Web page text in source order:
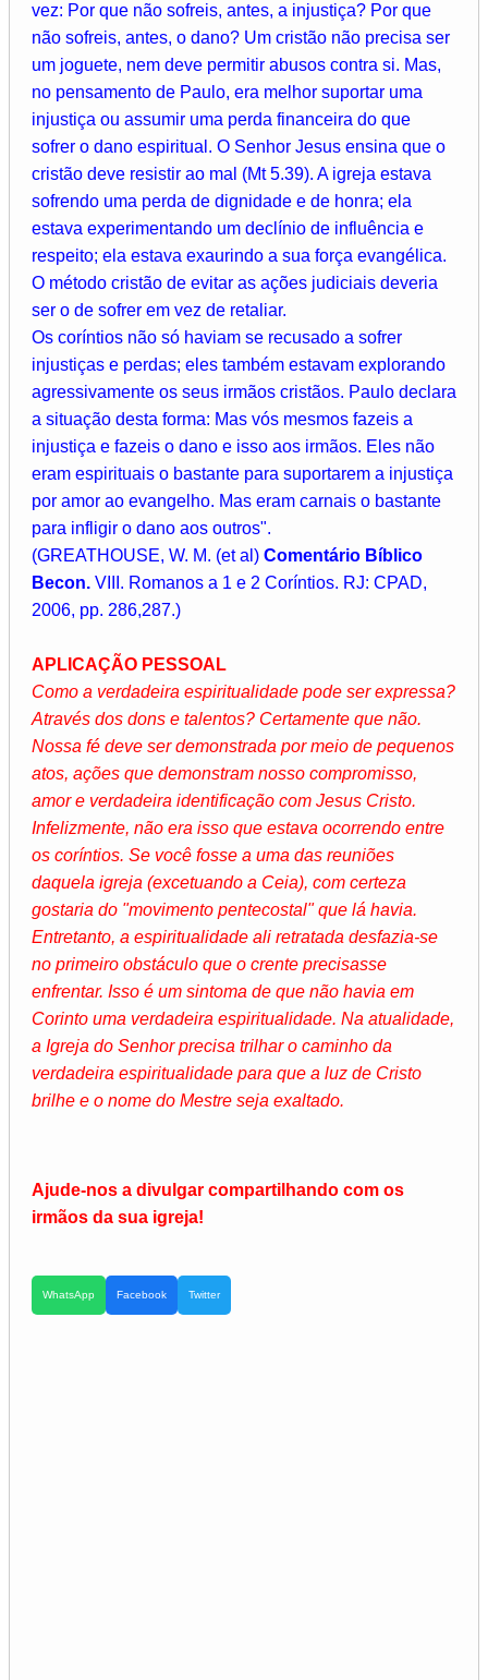
vez: Por que não sofreis, antes, a injustiça? Por que
não sofreis, antes, o dano? Um cristão não precisa ser
um joguete, nem deve permitir abusos contra si. Mas,
no pensamento de Paulo, era melhor suportar uma
injustiça ou assumir uma perda financeira do que
sofrer o dano espiritual. O Senhor Jesus ensina que o
cristão deve resistir ao mal (Mt 5.39). A igreja estava
sofrendo uma perda de dignidade e de honra; ela
estava experimentando um declínio de influência e
respeito; ela estava exaurindo a sua força evangélica.
O método cristão de evitar as ações judiciais deveria
ser o de sofrer em vez de retaliar.
Os coríntios não só haviam se recusado a sofrer
injustiças e perdas; eles também estavam explorando
agressivamente os seus irmãos cristãos. Paulo declara
a situação desta forma: Mas vós mesmos fazeis a
injustiça e fazeis o dano e isso aos irmãos. Eles não
eram espirituais o bastante para suportarem a injustiça
por amor ao evangelho. Mas eram carnais o bastante
para infligir o dano aos outros".
(GREATHOUSE, W. M. (et al) Comentário Bíblico
Becon. VIII. Romanos a 1 e 2 Coríntios. RJ: CPAD,
2006, pp. 286,287.)
APLICAÇÃO PESSOAL
Como a verdadeira espiritualidade pode ser expressa?
Através dos dons e talentos? Certamente que não.
Nossa fé deve ser demonstrada por meio de pequenos
atos, ações que demonstram nosso compromisso,
amor e verdadeira identificação com Jesus Cristo.
Infelizmente, não era isso que estava ocorrendo entre
os coríntios. Se você fosse a uma das reuniões
daquela igreja (excetuando a Ceia), com certeza
gostaria do "movimento pentecostal" que lá havia.
Entretanto, a espiritualidade ali retratada desfazia-se
no primeiro obstáculo que o crente precisasse
enfrentar. Isso é um sintoma de que não havia em
Corinto uma verdadeira espiritualidade. Na atualidade,
a Igreja do Senhor precisa trilhar o caminho da
verdadeira espiritualidade para que a luz de Cristo
brilhe e o nome do Mestre seja exaltado.
Ajude-nos a divulgar compartilhando com os
irmãos da sua igreja!
WhatsApp Facebook Twitter